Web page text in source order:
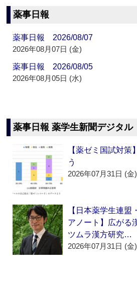
薬事日報
薬事日報 2026/08/07
2026年08月07日 (金)
薬事日報 2026/08/05
2026年08月05日 (水)
薬事日報 薬学生新聞デジタル
【薬ゼミ国試対策
う
2026年07月31日 (金)
【日本薬学生連盟
アノート】広がる
ツムラ漢方研究…
2026年07月31日 (金)